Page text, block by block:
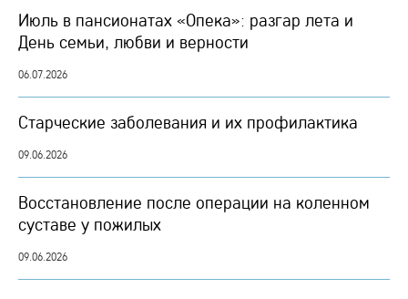
Июль в пансионатах «Опека»: разгар лета и
День семьи, любви и верности
06.07.2026
Старческие заболевания и их профилактика
09.06.2026
Восстановление после операции на коленном
суставе у пожилых
09.06.2026